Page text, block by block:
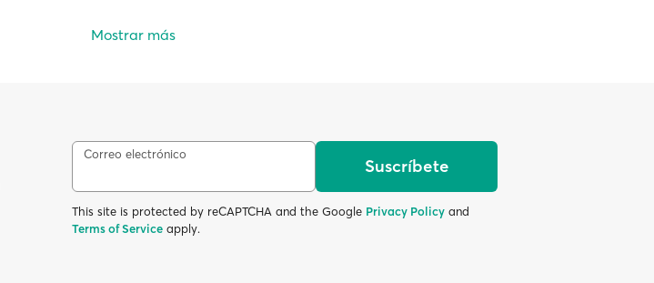
Mostrar más
Correo electrónico
Suscríbete
This site is protected by reCAPTCHA and the Google Privacy Policy and
Terms of Service apply.